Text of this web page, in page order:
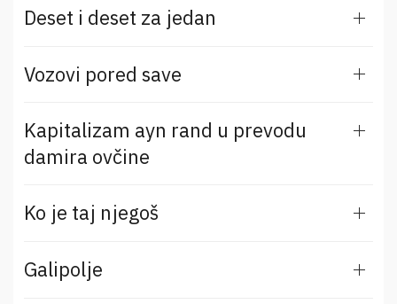
Deset i deset za jedan
Vozovi pored save
Kapitalizam ayn rand u prevodu
damira ovčine
Ko je taj njegoš
Galipolje